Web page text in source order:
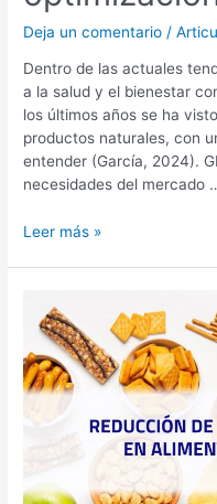
Deja un comentario /
Dentro de las actuales
a la salud y el bienestar
los últimos años se ha
productos naturales, con
entender (García, 2024).
necesidades del mercado
Leer más »
DE
NUTRIENTES
CRÍTICOS
EN
ALIMENTOS
PROCESADOS